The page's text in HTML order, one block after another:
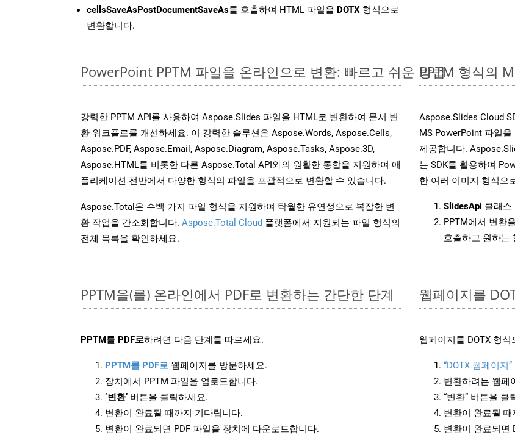
cellsSaveAsPostDocumentSaveAs를 호출하여 HTML 파일을 DOTX 형식으로
변환합니다.
PowerPoint PPTM 파일을 온라인으로 변환: 빠르고 쉬운 방법
강력한 PPTM API를 사용하여 Aspose.Slides 파일을 HTML로 변환하여 문서 변
환 워크플로를 개선하세요. 이 강력한 솔루션은 Aspose.Words, Aspose.Cells,
Aspose.PDF, Aspose.Email, Aspose.Diagram, Aspose.Tasks, Aspose.3D,
Aspose.HTML를 비롯한 다른 Aspose.Total API와의 원활한 통합을 지원하여 애
플리케이션 전반에서 다양한 형식의 파일을 포괄적으로 변환할 수 있습니다.
Aspose.Total은 수백 가지 파일 형식을 지원하여 탁월한 유연성으로 복잡한 변
환 작업을 간소화합니다. Aspose.Total Cloud 플랫폼에서 지원되는 파일 형식의
전체 목록을 확인하세요.
PPTM 형식의
Aspose.Slides Cloud
MS PowerPoint 파일
제공합니다.
는 SDK를 활용하여
한 여러 이미지 형식으
SlidesApi 클래스
PPTM에서 변환
호출하고 원하는
PPTM을(를) 온라인에서 PDF로 변환하는 간단한 단계
PPTM를 PDF로하려면 다음 단계를 따르세요.
PPTM를 PDF로 웹페이지를 방문하세요.
장치에서 PPTM 파일을 업로드합니다.
‘변환’ 버튼을 클릭하세요.
변환이 완료될 때까지 기다립니다.
변환이 완료되면 PDF 파일을 장치에 다운로드합니다.
웹페이지를
웹페이지를 DOTX 형
“DOTX 웹페이지”
변환하려는 웹페
“변환” 버튼을
변환이 완료될
변환이 완료되면